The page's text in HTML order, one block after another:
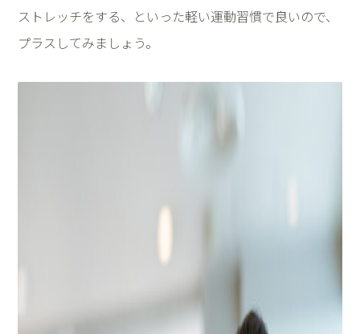
ストレッチをする、といった軽い運動習慣で良いので、
プラスしてみましょう。